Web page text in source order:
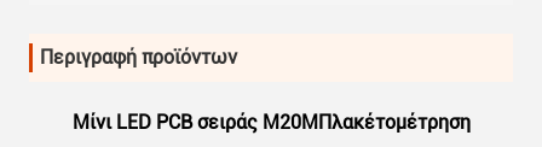
Περιγραφή προϊόντων
Μίνι LED PCB σειράς M20MΠλακέτομέτρηση